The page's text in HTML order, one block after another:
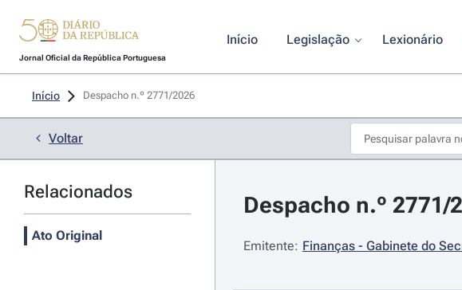
Jornal Oficial da República Portuguesa
Início Legislação Lexionário
Início Despacho n.º 2771/2026
Voltar
Relacionados
Ato Original
Despacho n.º 2771/
Emitente: Finanças - Gabinete do